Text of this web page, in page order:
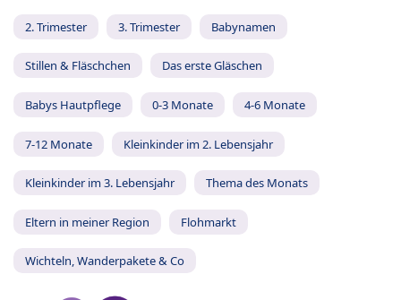
2. Trimester 3. Trimester Babynamen
Stillen & Fläschchen Das erste Gläschen
Babys Hautpflege 0-3 Monate 4-6 Monate
7-12 Monate Kleinkinder im 2. Lebensjahr
Kleinkinder im 3. Lebensjahr Thema des Monats
Eltern in meiner Region Flohmarkt
Wichteln, Wanderpakete & Co